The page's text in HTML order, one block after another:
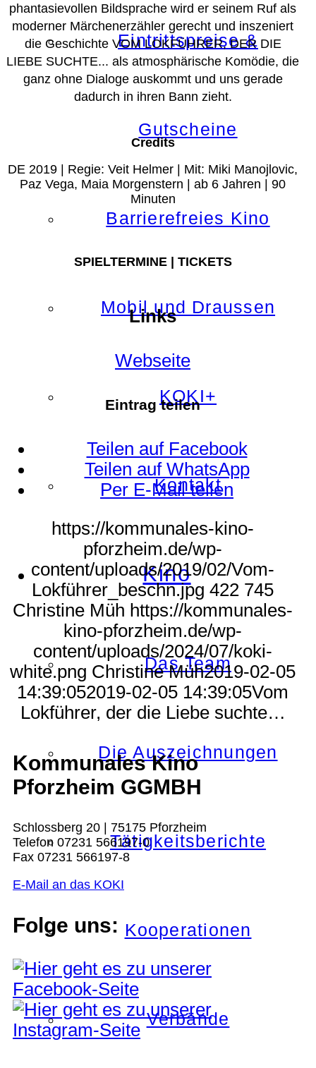
Eintrittspreise &
Gutscheine
Barrierefreies Kino
Mobil und Draussen
KOKI+
Kontakt
Kino
Das Team
Die Auszeichnungen
Tätigkeitsberichte
Kooperationen
Verbände
phantasievollen Bildsprache wird er seinem Ruf als
moderner Märchenerzähler gerecht und inszeniert
die Geschichte VOM LOKFÜHRER, DER DIE
LIEBE SUCHTE... als atmosphärische Komödie, die
ganz ohne Dialoge auskommt und uns gerade
dadurch in ihren Bann zieht.
Credits
DE 2019 | Regie: Veit Helmer | Mit: Miki Manojlovic,
Paz Vega, Maia Morgenstern | ab 6 Jahren | 90
Minuten
SPIELTERMINE | TICKETS
Links
Webseite
Eintrag teilen
Teilen auf Facebook
Teilen auf WhatsApp
Per E-Mail teilen
https://kommunales-kino-
pforzheim.de/wp-
content/uploads/2019/02/Vom-
Lokführer_beschn.jpg 422 745
Christine Müh https://kommunales-
kino-pforzheim.de/wp-
content/uploads/2024/07/koki-
white.png Christine Müh2019-02-05
14:39:052019-02-05 14:39:05Vom
Lokführer, der die Liebe suchte…
Kommunales Kino
Pforzheim GGMBH
Schlossberg 20 | 75175 Pforzheim
Telefon 07231 566197-0
Fax 07231 566197-8
E-Mail an das KOKI
Folge uns: